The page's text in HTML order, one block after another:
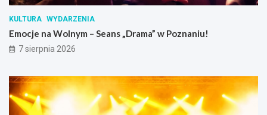
KULTURA WYDARZENIA
Emocje na Wolnym – Seans „Drama” w Poznaniu!
7 sierpnia 2026